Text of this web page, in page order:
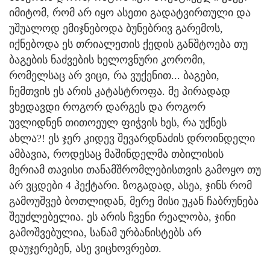
იმიტომ, რომ არ იყო ასეთი გადატვირთული და
უშუალოდ ემიჯნებოდა ბუნებრივ გარემოს,
იქნებოდა ეს თრიალეთის ქედის განშტოება თუ
ბაგების ნაძვების ხელოვნური კორომი,
რომელსაც არ ვიცი, რა ვუქენით... ბაგები,
ჩემთვის ეს არის კატასტროფა. მე პირადად
ვხედავდი როგორ დარგეს და როგორ
უვლიდნენ თითოეულ ფიჭვის ხეს, რა უქნეს
ახლა?! ეს ჯერ კიდევ შევარდნაძის დროინდელი
ამბავია, როდესაც მაშინდელმა თბილისის
მერიამ თავისი თანამშრომლებისთვის გამოყო თუ
არ ვცდები 4 ჰექტარი. ზოგადად, ასეა, ჯინს რომ
გამოუშვებ ბოთლიდან, მერე მისი უკან ჩაბრუნება
შეუძლებელია. ეს არის ჩვენი რეალობა, ჯინი
გამოშვებულია, სანამ ურბანისტებს არ
დაუჯერებენ, ასე ვიცხოვრებთ.